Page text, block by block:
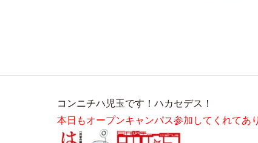
コンニチハ児玉です！ハカセデス！
本日もオープンキャンパス参加してくれてあ